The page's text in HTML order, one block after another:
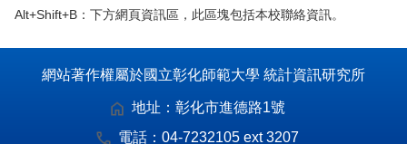
Alt+Shift+B：下方網頁資訊區，此區塊包括本校聯絡資訊。
網站著作權屬於國立彰化師範大學 統計資訊研究所
地址： 彰化市進德路1號
電話： 04-7232105 ext 3207